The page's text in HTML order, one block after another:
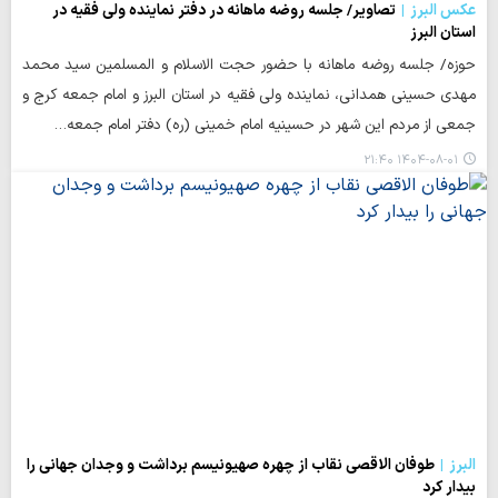
عکس البرز
تصاویر/ جلسه روضه ماهانه در دفتر نماینده ولی فقیه در
استان البرز
حوزه/ جلسه روضه ماهانه با حضور حجت الاسلام و المسلمین سید محمد
مهدی حسینی همدانی، نماینده ولی فقیه در استان البرز و امام جمعه کرج و
جمعی از مردم این شهر در حسینیه امام خمینی (ره) دفتر امام جمعه…
۱۴۰۴-۰۸-۰۱ ۲۱:۴۰
البرز
طوفان الاقصی نقاب از چهره صهیونیسم برداشت و وجدان جهانی را
بیدار کرد